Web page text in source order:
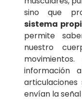
sino que
sistema
permite
nuestro
información
envían la